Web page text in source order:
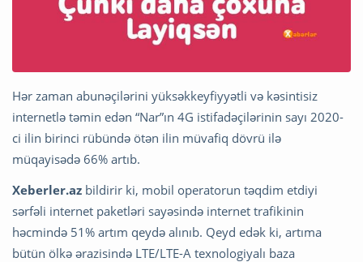
Hər zaman abunəçilərini yüksəkkeyfiyyətli və kəsintisiz
internetlə təmin edən “Nar”ın 4G istifadəçilərinin sayı 2020-
ci ilin birinci rübündə ötən ilin müvafiq dövrü ilə
müqayisədə 66% artıb.
Xeberler.az bildirir ki, mobil operatorun təqdim etdiyi
sərfəli internet paketləri sayəsində internet trafikinin
həcmində 51% artım qeydə alınıb. Qeyd edək ki, artıma
bütün ölkə ərazisində LTE/LTE-A texnologiyalı baza